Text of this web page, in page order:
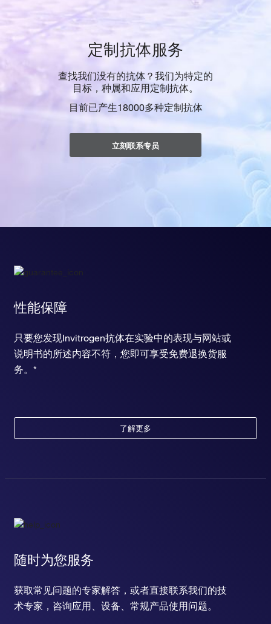
定制抗体服务
查找我们没有的抗体？我们为特定的
目标，种属和应用定制抗体。
目前已产生18000多种定制抗体
立刻联系专员
性能保障
只要您发现Invitrogen抗体在实验中的表现与网站或
说明书的所述内容不符，您即可享受免费退换货服
务。*
了解更多
随时为您服务
获取常见问题的专家解答，或者直接联系我们的技
术专家，咨询应用、设备、常规产品使用问题。